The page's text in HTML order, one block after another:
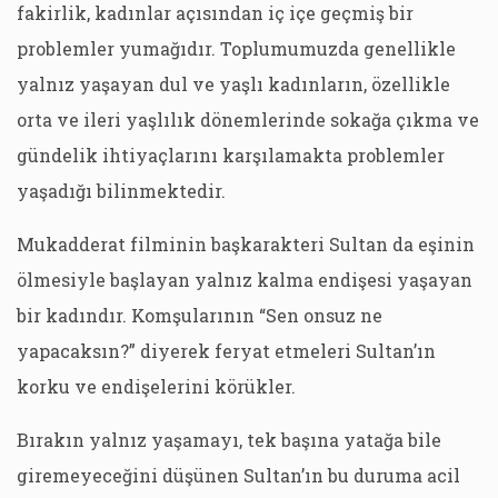
fakirlik, kadınlar açısından iç içe geçmiş bir
problemler yumağıdır. Toplumumuzda genellikle
yalnız yaşayan dul ve yaşlı kadınların, özellikle
orta ve ileri yaşlılık dönemlerinde sokağa çıkma ve
gündelik ihtiyaçlarını karşılamakta problemler
yaşadığı bilinmektedir.
Mukadderat filminin başkarakteri Sultan da eşinin
ölmesiyle başlayan yalnız kalma endişesi yaşayan
bir kadındır. Komşularının “Sen onsuz ne
yapacaksın?” diyerek feryat etmeleri Sultan’ın
korku ve endişelerini körükler.
Bırakın yalnız yaşamayı, tek başına yatağa bile
giremeyeceğini düşünen Sultan’ın bu duruma acil